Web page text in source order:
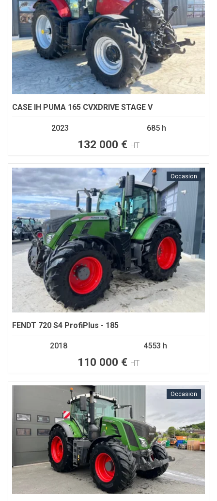
CASE IH PUMA 165 CVXDRIVE STAGE V
2023 685 h
132 000 € HT
Occasion
FENDT 720 S4 ProfiPlus - 185
2018 4553 h
110 000 € HT
Occasion